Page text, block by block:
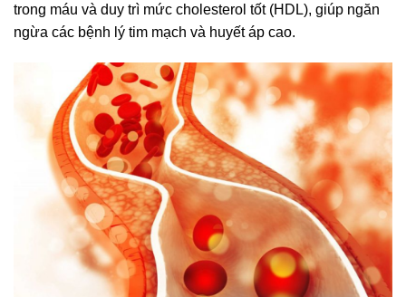
trong máu và duy trì mức cholesterol tốt (HDL), giúp ngăn
ngừa các bệnh lý tim mạch và huyết áp cao.